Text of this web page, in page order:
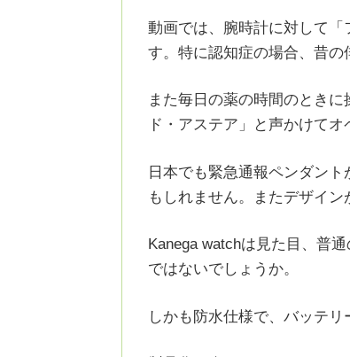
動画では、腕時計に対して
す。特に認知症の場合、昔の
また毎日の薬の時間のとき
ド・アステア」と声かけて
日本でも緊急通報ペンダン
もしれません。またデザイ
Kanega watchは見た目、普
ではないでしょうか。
しかも防水仕様で、バッテリ